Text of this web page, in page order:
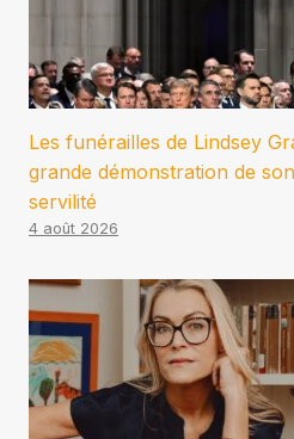
Les funérailles de Lindsey
grande démonstration de
servilité
4 août 2026